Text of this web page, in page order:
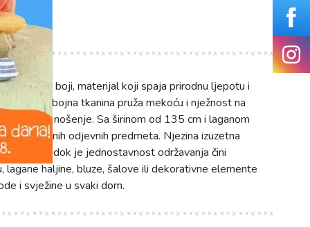
boji, materijal koji spaja prirodnu ljepotu i
jednobojna tkanina pruža mekoću i nježnost na
nošenje. Sa širinom od 135 cm i laganom
prozračnih odjevnih predmeta. Njezina izuzetna
mjeseci, dok je jednostavnost održavanja čini
lagane haljine, bluze, šalove ili dekorativne elemente
i svježine u svaki dom.